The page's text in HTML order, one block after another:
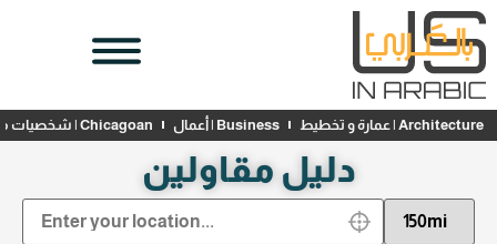
Architecture | عمارة و تخطيط Business | أعمال Chicagoan | شخصيات محلية
دليل مقاولين